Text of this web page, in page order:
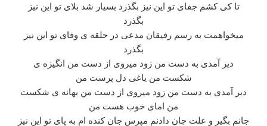
تا کی کشم جفای تو این نیز بگذرد بسیار شد بلای تو این نیز
بگذرد
میخواهمت به رسم رفیقان مدعی در حلقه ی وفای تو این نیز
بگذرد
دیر آمدی به دست من زود میروی از دست من انگیزه ی
شکست من یاغی دل پرست من
دیر آمدی به دست من زود میروی از دست من بهانه ی شکست
من امای خوب هست من
جانم بگیر و علت جان دادنم مپرس جان کنده ام به پای تو این نیز